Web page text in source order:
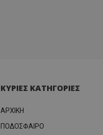
ΚΥΡΙΕΣ ΚΑΤΗΓΟΡΙΕΣ
ΑΡΧΙΚΗ
ΠΟΔΟΣΦΑΙΡΟ